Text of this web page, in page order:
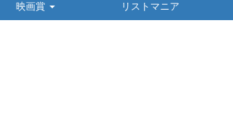
映画賞 リストマニア